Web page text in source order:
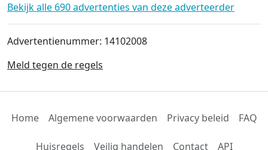
Bekijk alle 690 advertenties van deze adverteerder
Advertentienummer: 14102008
Meld tegen de regels
Home Algemene voorwaarden Privacy beleid FAQ
Huisregels Veilig handelen Contact API